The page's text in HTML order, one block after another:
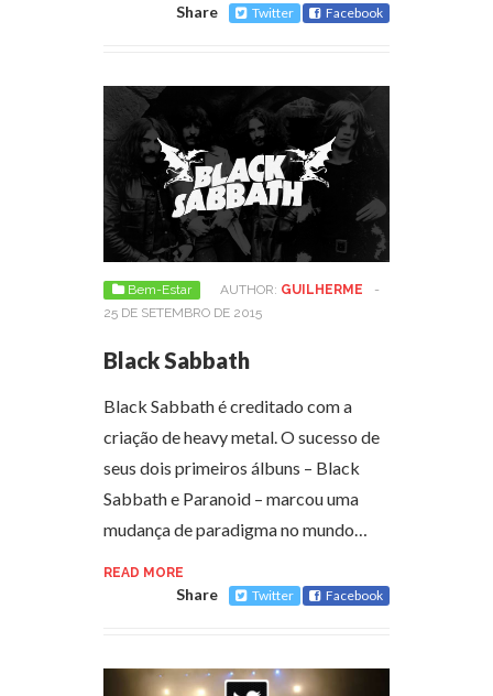
Share Twitter Facebook
Bem-Estar AUTHOR: GUILHERME
-
25 DE SETEMBRO DE 2015
Black Sabbath
Black Sabbath é creditado com a
criação de heavy metal. O sucesso de
seus dois primeiros álbuns – Black
Sabbath e Paranoid – marcou uma
mudança de paradigma no mundo…
READ MORE
Share Twitter Facebook